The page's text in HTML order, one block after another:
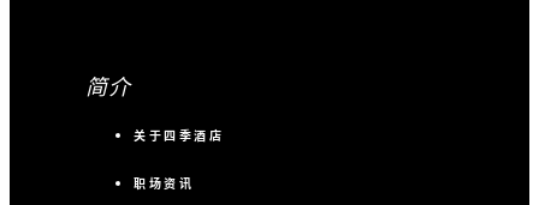
简介
关于四季酒店
职场资讯